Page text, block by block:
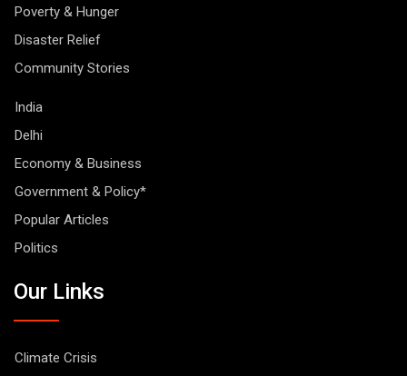
Poverty & Hunger
Disaster Relief
Community Stories
India
Delhi
Economy & Business
Government & Policy*
Popular Articles
Politics
Our Links
Climate Crisis